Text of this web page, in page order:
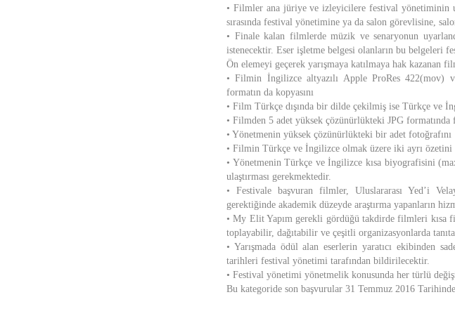
• Filmler ana jüriye ve izleyicilere festival yönetiminin
sırasında festival yönetimine ya da salon görevlisine,
• Finale kalan filmlerde müzik ve senaryonun
istenecektir. Eser işletme belgesi olanların bu belgeleri
Ön elemeyi geçerek yarışmaya katılmaya hak kazanan
• Filmin İngilizce altyazılı Apple ProRes 422(mov)
formatın da kopyasını
• Film Türkçe dışında bir dilde çekilmiş ise Türkçe ve
• Filmden 5 adet yüksek çözünürlükteki JPG formatında
• Yönetmenin yüksek çözünürlükteki bir adet fotoğrafını
• Filmin Türkçe ve İngilizce olmak üzere iki ayrı
• Yönetmenin Türkçe ve İngilizce kısa biyografisini
ulaştırması gerekmektedir.
• Festivale başvuran filmler, Uluslararası Yed’i
gerektiğinde akademik düzeyde araştırma yapanların
• My Elit Yapım gerekli gördüğü takdirde filmleri kısa
toplayabilir, dağıtabilir ve çeşitli organizasyonlarda
• Yarışmada ödül alan eserlerin yaratıcı ekibinden
tarihleri festival yönetimi tarafından bildirilecektir.
• Festival yönetimi yönetmelik konusunda her türlü
Bu kategoride son başvurular 31 Temmuz 2016